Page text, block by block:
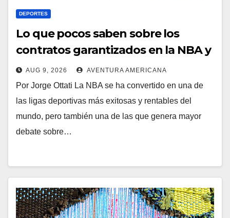
DEPORTES
Lo que pocos saben sobre los
contratos garantizados en la NBA y
el poder de los jugadores
AUG 9, 2026 AVENTURA AMERICANA
Por Jorge Ottati La NBA se ha convertido en una de
las ligas deportivas más exitosas y rentables del
mundo, pero también una de las que genera mayor
debate sobre…